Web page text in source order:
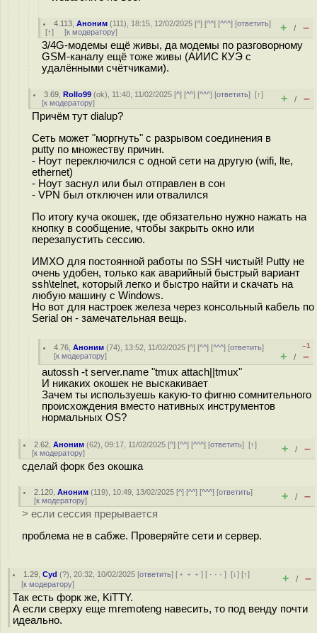
4.113 ,Аноним (111), 18:15, 12/02/2025 [^] [^^] [^^^] [ответить]
[↑] [к модератору] + / –
3/4G-модемы ещё живы, да модемы по разговорному
GSM-каналу ещё тоже живы (АИИС КУЭ с
удалёнными счётчиками).
3.69 ,Rollo99 (ok), 11:40, 11/02/2025 [^] [^^] [^^^] [ответить][↑]
[к модератору] + / –
Причём тут dialup?
Сеть может "моргнуть" с разрывом соединения в
putty по множеству причин.
- Ноут переключился с одной сети на другую (wifi, lte,
ethernet)
- Ноут заснул или был отправлен в сон
- VPN был отключен или отвалился
По итогу куча окошек, где обязательно нужно нажать на
кнопку в сообщение, чтобы закрыть окно или
перезапустить сессию.
ИМХО для постоянной работы по SSH чистый! Putty не
очень удобен, только как аварийный быстрый вариант
ssh\telnet, который легко и быстро найти и скачать на
любую машину с Windows.
Но вот для настроек железа через консольный кабель по
Serial он - замечательная вещь.
4.76 ,Аноним (74), 13:52, 11/02/2025 [^] [^^] [^^^] [ответить]
[к модератору]
–1
+ / –
autossh -t server.name "tmux attach||tmux"
И никаких окошек не выскакивает
Зачем ты используешь какую-то фигню сомнительного
происхождения вместо нативных инструментов
нормальных OS?
2.62 ,Аноним (62), 09:17, 11/02/2025 [^] [^^] [^^^] [ответить][↑]
[к модератору] + / –
сделай форк без окошка
2.120 ,Аноним (119), 10:49, 13/02/2025 [^] [^^] [^^^] [ответить]
[к модератору] + / –
> если сессия прерывается
проблема не в сабже. Проверяйте сети и сервер.
1.29 ,Cyd (?), 20:32, 10/02/2025 [ответить] [ ﹢﹢﹢] [ · · ·][↓] [↑]
[к модератору] + / –
Так есть форк же, KiTTY.
А если сверху еще mremoteng навесить, то под венду почти
идеально.